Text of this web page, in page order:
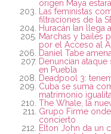
origen Maya
Las feministas
filtraciones de la
Huracán Ian llega
Marchas y bailes
por el Acceso al
Daniel Tabe
Denuncian
en Puebla
Deadpool 3:
Cuba se suma
matrimonio
The Whale, la
Grupo Firme
concierto
Elton John da un